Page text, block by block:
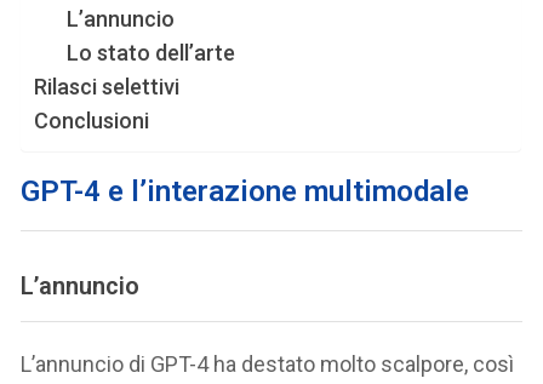
L’annuncio
Lo stato dell’arte
Rilasci selettivi
Conclusioni
GPT-4 e l’interazione multimodale
L’annuncio
L’annuncio di GPT-4 ha destato molto scalpore, così